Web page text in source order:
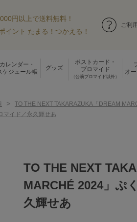
円以上で送料無料！
イント たまる！つかえる！
ご利
カレンダー・
ケジュール帳
グッズ
ポストカード・
ブロマイド
（公演ブロマイド以外）
オ
>
TO THE NEXT TAKARAZUKA「DREAM
マイド／永久輝せあ
TO THE NEXT
MARCHÉ 2024」ぷ
久輝せあ